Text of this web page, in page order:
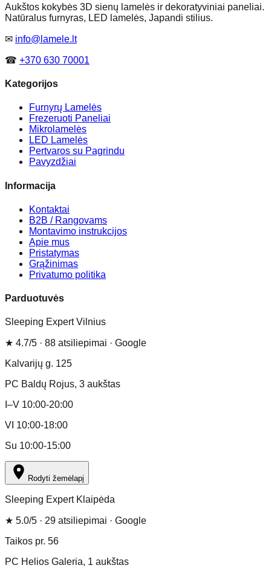
Aukštos kokybės 3D sienų lamelės ir dekoratyviniai paneliai.
Natūralus furnyras, LED lamelės, Japandi stilius.
✉ info@lamele.lt
☎ +370 630 70001
Kategorijos
Furnyrų Lamelės
Frezeruoti Paneliai
Mikrolamelės
LED Lamelės
Pertvaros su Pagrindu
Pavyzdžiai
Informacija
Kontaktai
B2B / Rangovams
Montavimo instrukcijos
Apie mus
Pristatymas
Grąžinimas
Privatumo politika
Parduotuvės
Sleeping Expert Vilnius
★ 4.7/5 · 88 atsiliepimai · Google
Kalvarijų g. 125
PC Baldų Rojus, 3 aukštas
I–V 10:00-20:00
VI 10:00-18:00
Su 10:00-15:00
Rodyti žemėlapį
Sleeping Expert Klaipėda
★ 5.0/5 · 29 atsiliepimai · Google
Taikos pr. 56
PC Helios Galeria, 1 aukštas